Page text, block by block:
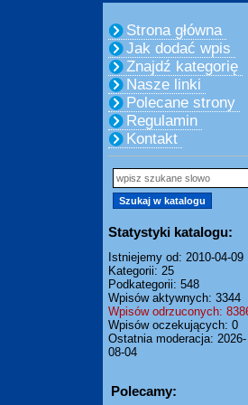
Strona główna
Jak dodać wpis
Znajdź kategorię
Nasze linki
Polecane strony
Regulamin
Kontakt
Statystyki katalogu:
Istniejemy od: 2010-04-09
Kategorii: 25
Podkategorii: 548
Wpisów aktywnych: 3344
Wpisów odrzuconych:
Wpisów oczekujących: 0
Ostatnia moderacja: 2026-
08-04
Polecamy: